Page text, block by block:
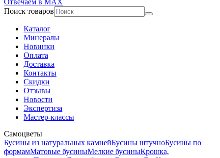
Отвечаем в MAX
Поиск товаров
Каталог
Минералы
Новинки
Оплата
Доставка
Контакты
Скидки
Отзывы
Новости
Экспертиза
Мастер-классы
Самоцветы
Бусины из натуральных камнейБусины штучноБусины по
формамМатовые бусиныМелкие бусиныКрошка,